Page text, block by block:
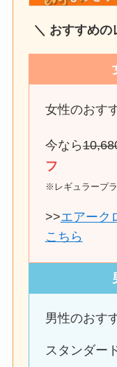
＼ おすすめの
女性のおす
今なら
フ
※レギュラープ
>>エアーク
こちら
男性のおす
スタンダー